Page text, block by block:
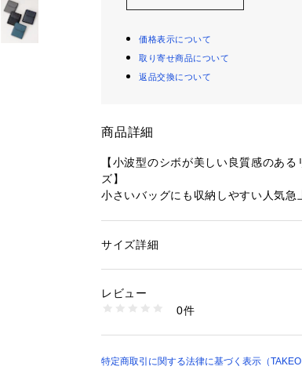
価格表示について
取り寄せ商品について
返品交換について
商品詳細
【小波型のシボが美しい良質感のあ
ズ】
小さいバッグにも収納しやすい人気急
【デザインポイント】
ブラック、ペトログリーン、チャコー
ー、キャメルブラウンと色展開も豊富。
ら、お札を折り曲げることなく収納が
性別：メンズ
商品番号：
G87-01372 （ショップ）
サイズ詳細
レビュー
0件
特定商取引に関する法律に基づく表示（TAKEO